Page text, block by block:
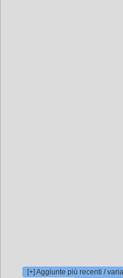
[+] Aggiunte più recenti /